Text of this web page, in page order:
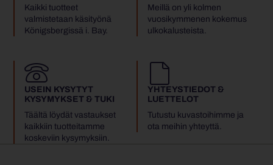
Kaikki tuotteet
valmistetaan käsityönä
Königsbergissä i. Bay.
Meillä on yli kolmen
vuosikymmenen kokemus
ulkokalusteista.
USEIN KYSYTYT
KYSYMYKSET & TUKI
Täältä löydät vastaukset
kaikkiin tuotteitamme
koskeviin kysymyksiin.
YHTEYSTIEDOT &
LUETTELOT
Tutustu kuvastoihimme ja
ota meihin yhteyttä.